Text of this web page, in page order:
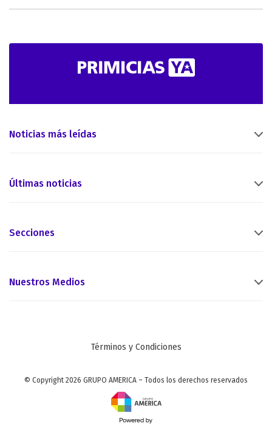
Noticias más leídas
Últimas noticias
Secciones
Nuestros Medios
Términos y Condiciones
© Copyright 2026 GRUPO AMERICA – Todos los derechos reservados